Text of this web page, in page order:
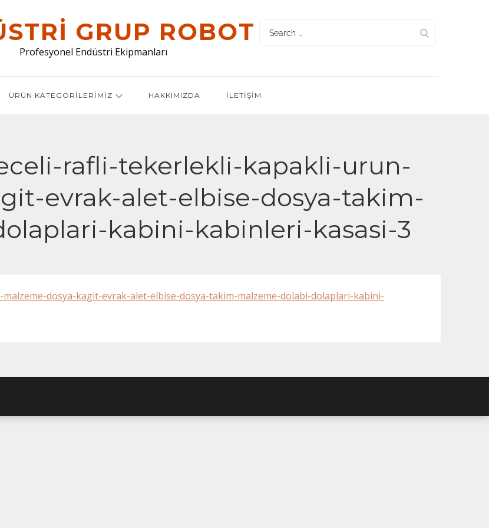
GRUP ROBOT
Profesyonel Endüstri Ekipmanları
ÜRÜN KATEGORILERIMIZ HAKKIMIZDA İLETIŞIM
Search
rafli-tekerlekli-kapakli-urun-
evrak-alet-elbise-dosya-takim-
kabini-kabinleri-kasasi-3